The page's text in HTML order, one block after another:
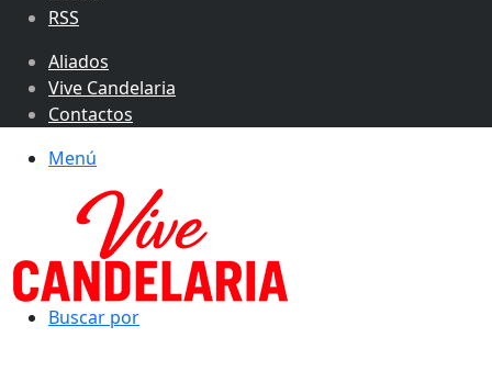
RSS
Aliados
Vive Candelaria
Contactos
Menú
Buscar por